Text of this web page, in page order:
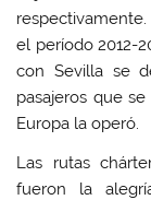
el período 2012-
con Sevilla se
pasajeros que
Europa la operó.
Las rutas
fueron la